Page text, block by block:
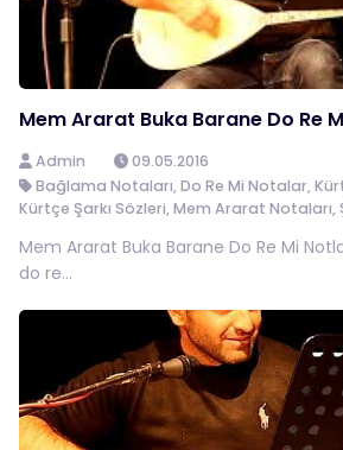
Mem Ararat Buka Barane Do Re
Admin
09.05.2016
Bağlama Notaları, Do Re Mi Notalar,
Kürtçe Şarkı Sözleri, Mem Ararat Notaları,
Mem Ararat Buka Barane Do Re Mi
do re...